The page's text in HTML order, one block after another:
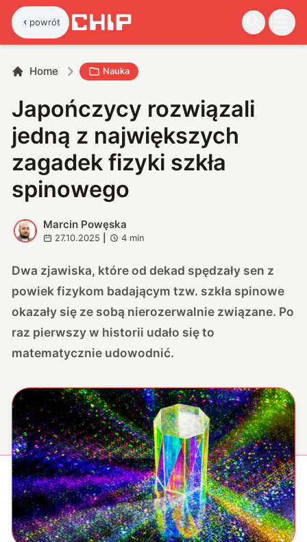
powrót
Home Nauka
Japończycy rozwiązali
jedną z największych
zagadek fizyki szkła
spinowego
M
Marcin Powęska
27.10.2025 4 min
Dwa zjawiska, które od dekad spędzały sen z
powiek fizykom badającym tzw. szkła spinowe
okazały się ze sobą nierozerwalnie związane. Po
raz pierwszy w historii udało się to
matematycznie udowodnić.